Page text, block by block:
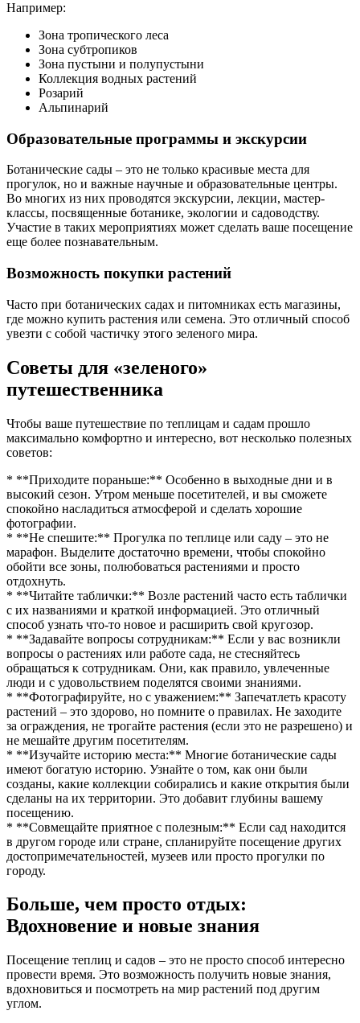
Например:
Зона тропического леса
Зона субтропиков
Зона пустыни и полупустыни
Коллекция водных растений
Розарий
Альпинарий
Образовательные программы и экскурсии
Ботанические сады – это не только красивые места для
прогулок, но и важные научные и образовательные центры.
Во многих из них проводятся экскурсии, лекции, мастер-
классы, посвященные ботанике, экологии и садоводству.
Участие в таких мероприятиях может сделать ваше посещение
еще более познавательным.
Возможность покупки растений
Часто при ботанических садах и питомниках есть магазины,
где можно купить растения или семена. Это отличный способ
увезти с собой частичку этого зеленого мира.
Советы для «зеленого»
путешественника
Чтобы ваше путешествие по теплицам и садам прошло
максимально комфортно и интересно, вот несколько полезных
советов:
* **Приходите пораньше:** Особенно в выходные дни и в
высокий сезон. Утром меньше посетителей, и вы сможете
спокойно насладиться атмосферой и сделать хорошие
фотографии.
* **Не спешите:** Прогулка по теплице или саду – это не
марафон. Выделите достаточно времени, чтобы спокойно
обойти все зоны, полюбоваться растениями и просто
отдохнуть.
* **Читайте таблички:** Возле растений часто есть таблички
с их названиями и краткой информацией. Это отличный
способ узнать что-то новое и расширить свой кругозор.
* **Задавайте вопросы сотрудникам:** Если у вас возникли
вопросы о растениях или работе сада, не стесняйтесь
обращаться к сотрудникам. Они, как правило, увлеченные
люди и с удовольствием поделятся своими знаниями.
* **Фотографируйте, но с уважением:** Запечатлеть красоту
растений – это здорово, но помните о правилах. Не заходите
за ограждения, не трогайте растения (если это не разрешено) и
не мешайте другим посетителям.
* **Изучайте историю места:** Многие ботанические сады
имеют богатую историю. Узнайте о том, как они были
созданы, какие коллекции собирались и какие открытия были
сделаны на их территории. Это добавит глубины вашему
посещению.
* **Совмещайте приятное с полезным:** Если сад находится
в другом городе или стране, спланируйте посещение других
достопримечательностей, музеев или просто прогулки по
городу.
Больше, чем просто отдых:
Вдохновение и новые знания
Посещение теплиц и садов – это не просто способ интересно
провести время. Это возможность получить новые знания,
вдохновиться и посмотреть на мир растений под другим
углом.